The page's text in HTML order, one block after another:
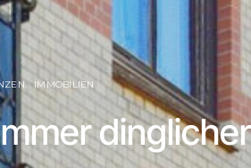
IMMOBILIEN
dinglicher